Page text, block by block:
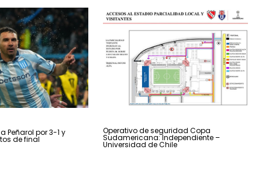
Peñarol por 3-1 y
de final
Operativo de seguridad Copa
Sudamericana: Independiente –
Universidad de Chile